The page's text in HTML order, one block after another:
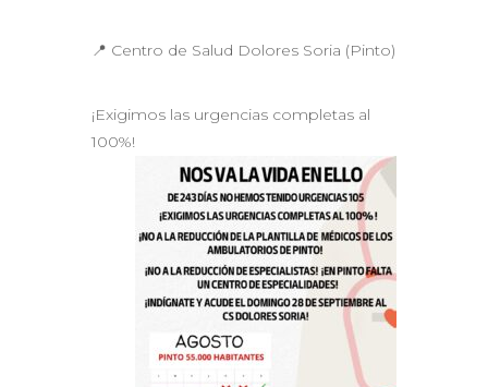
📍 Centro de Salud Dolores Soria (Pinto)
¡Exigimos las urgencias completas al
100%!